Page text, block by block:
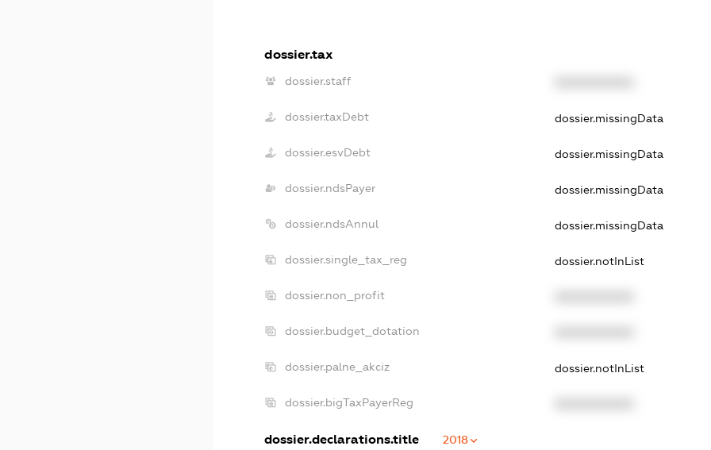
dossier.tax
dossier.staff
dossier.taxDebt dossier.missingData
dossier.esvDebt dossier.missingData
dossier.ndsPayer dossier.missingData
dossier.ndsAnnul dossier.missingData
dossier.single_tax_reg dossier.notInList
dossier.non_profit
dossier.budget_dotation
dossier.palne_akciz dossier.notInList
dossier.bigTaxPayerReg
dossier.declarations.title 2018